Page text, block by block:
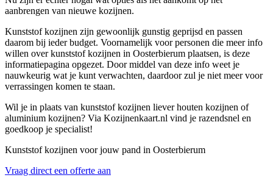
aanbrengen van nieuwe kozijnen.
Kunststof kozijnen zijn gewoonlijk gunstig geprijsd en passen
daarom bij ieder budget. Voornamelijk voor personen die meer info
willen over kunststof kozijnen in Oosterbierum plaatsen, is deze
informatiepagina opgezet. Door middel van deze info weet je
nauwkeurig wat je kunt verwachten, daardoor zul je niet meer voor
verrassingen komen te staan.
Wil je in plaats van kunststof kozijnen liever houten kozijnen of
aluminium kozijnen? Via Kozijnenkaart.nl vind je razendsnel en
goedkoop je specialist!
Kunststof kozijnen voor jouw pand in Oosterbierum
Vraag direct een offerte aan